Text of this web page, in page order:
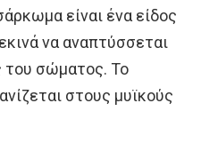
είναι ένα είδος
να αναπτύσσεται
του σώματος. Το
στους μυϊκούς